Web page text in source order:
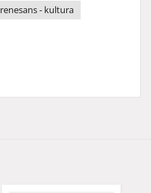
renesans - kultura